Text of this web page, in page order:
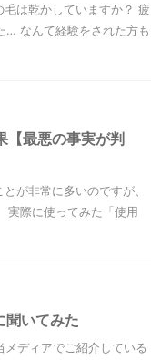
は乾かしていますか？ 疲
… なんて経験をされた方も
【最悪の事実が判
が非常に多いのですが、
実際に使ってみた「使用
いてみた
ディアでご紹介している